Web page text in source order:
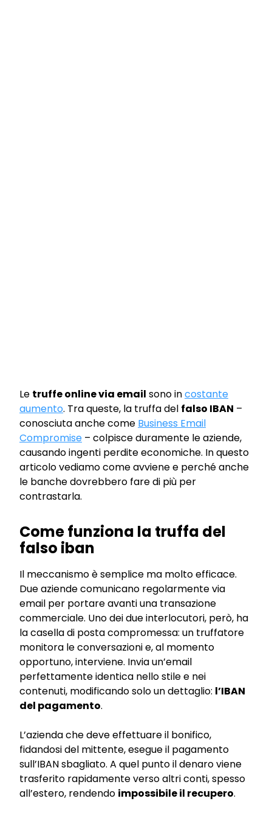
Le truffe online via email sono incostante
aumento. Tra queste, la truffa del falso IBAN –
conosciuta anche come Business Email
Compromise – colpisce duramente le aziende,
causando ingenti perdite economiche. In questo
articolo vediamo come avviene e perché anche
le banche dovrebbero fare di più per
contrastarla.
Come funziona la truffa del
falso iban
Il meccanismo è semplice ma molto efficace.
Due aziende comunicano regolarmente via
email per portare avanti una transazione
commerciale. Uno dei due interlocutori, però, ha
la casella di posta compromessa: un truffatore
monitora le conversazioni e, al momento
opportuno, interviene. Invia un’email
perfettamente identica nello stile e nei
contenuti, modificando solo un dettaglio: l’IBAN
del pagamento.
L’azienda che deve effettuare il bonifico,
fidandosi del mittente, esegue il pagamento
sull’IBAN sbagliato. A quel punto il denaro viene
trasferito rapidamente verso altri conti, spesso
all’estero, rendendo impossibile il recupero.